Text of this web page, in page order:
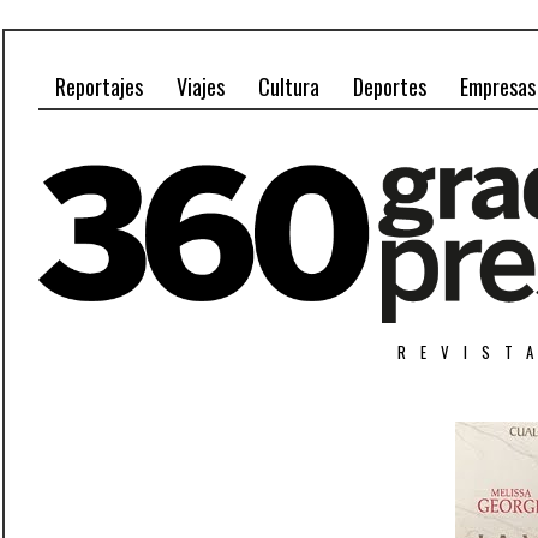
Reportajes Viajes Cultura Deportes Empresas